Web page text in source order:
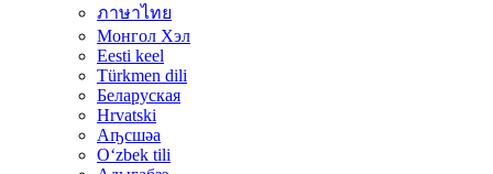
ภาษาไทย
Монгол Хэл
Eesti keel
Türkmen dili
Беларуская
Hrvatski
Аҧсшәа
Oʻzbek tili